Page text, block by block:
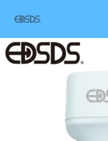
您的購物車